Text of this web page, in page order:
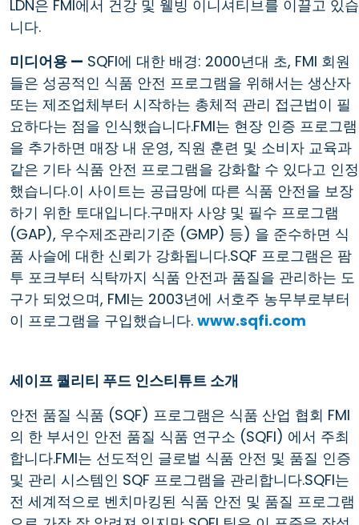
LDN은 FMI에서 건강 및 웰빙 이니셔티브를 이끌고 있습
니다.
미디어용 — SQFI에 대한 배경: 2000년대 초, FMI 회원
들은 성공적인 식품 안전 프로그램을 위해서는 생산자
또는 제조업체부터 시작하는 총체적 관리 접근법이 필
요하다는 점을 인식했습니다.FMI는 현장 인증 프로그램
을 추가하면 매장 내 운영, 직원 훈련 및 소비자 교육과
같은 기타 식품 안전 프로그램을 강화할 수 있다고 인정
했습니다.이 사이트는 공급망에 따른 식품 안전을 보장
하기 위한 토대입니다.구매자 사양 및 필수 프로그램
(GAP), 우수제조관리기준 (GMP) 등) 을 준수하면 식
품 사슬에 대한 신뢰가 강화됩니다.SQF 프로그램은 팜
투 포크부터 식탁까지 식품 안전과 품질을 관리하는 도
구가 되었으며, FMI는 2003년에 서호주 농무부로부터
이 프로그램을 구입했습니다. www.sqfi.com
세이프 퀄리티 푸드 인스티튜트 소개
안전 품질 식품 (SQF) 프로그램은 식품 산업 협회 FMI
의 한 부서인 안전 품질 식품 연구소 (SQFI) 에서 주최
합니다.FMI는 선도적인 글로벌 식품 안전 및 품질 인증
및 관리 시스템인 SQF 프로그램을 관리합니다.SQFI는
전 세계적으로 벤치마킹된 식품 안전 및 품질 프로그램